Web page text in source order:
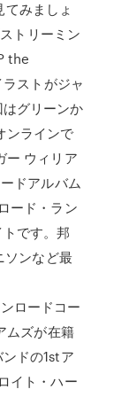
みましょ
トリーミン
the
ストがジャ
グリーンか
ンラインで
ー ウィリア
ドアルバム
ード・ラン
です。邦
ソンなど最
ロードコー
ムズが在籍
ドの1stア
イト・ハー